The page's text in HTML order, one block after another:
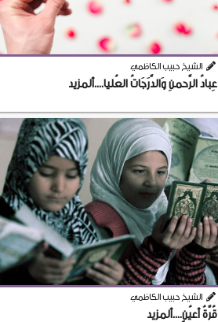
الشيخ حبيب الكاظمي
عِبادُ الرَّحمنِ وَالدَّرَجَاتُ العُليا....ألمزيد
الشيخ حبيب الكاظمي
قُرَّةُ أعيُنٍ....ألمزيد